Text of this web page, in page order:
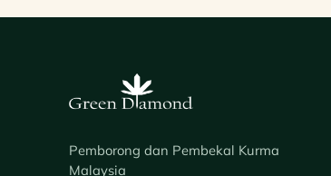
Pemborong dan Pembekal Kurma
Malaysia